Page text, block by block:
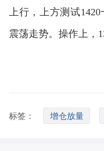
上行，上方测试
震荡走势。操作上，
标签： 增仓放量